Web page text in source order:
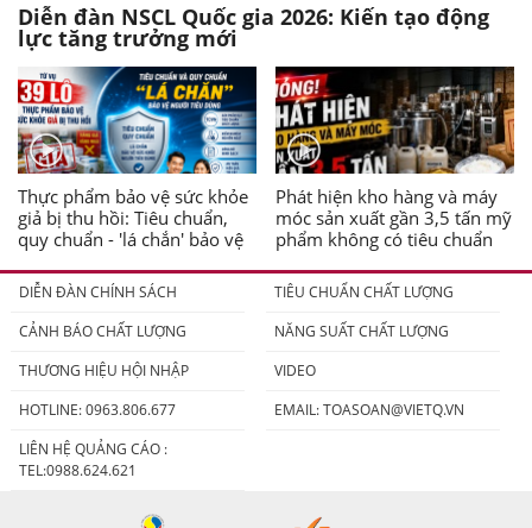
Diễn đàn NSCL Quốc gia 2026: Kiến tạo động
lực tăng trưởng mới
Thực phẩm bảo vệ sức khỏe
giả bị thu hồi: Tiêu chuẩn,
quy chuẩn - 'lá chắn' bảo vệ
Phát hiện kho hàng và máy
móc sản xuất gần 3,5 tấn mỹ
phẩm không có tiêu chuẩn
DIỄN ĐÀN CHÍNH SÁCH
TIÊU CHUẨN CHẤT LƯỢNG
CẢNH BÁO CHẤT LƯỢNG
NĂNG SUẤT CHẤT LƯỢNG
THƯƠNG HIỆU HỘI NHẬP
VIDEO
HOTLINE: 0963.806.677
EMAIL:TOASOAN@VIETQ.VN
LIÊN HỆ QUẢNG CÁO :
TEL:0988.624.621